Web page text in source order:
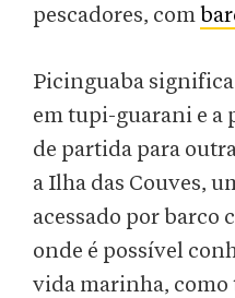
pescadores, com
Picinguaba significa
em tupi-guarani e a
de partida para
a Ilha das Couves,
acessado por barco
onde é possível
vida marinha, como